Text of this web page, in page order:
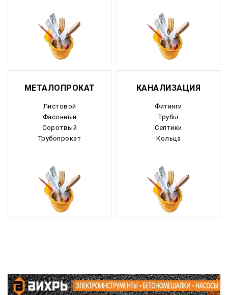
МЕТАЛОПРОКАТ
Листовой
Фасонный
Соротвый
Трубопрокат
КАНАЛИЗАЦИЯ
Фитинги
Трубы
Септики
Кольца